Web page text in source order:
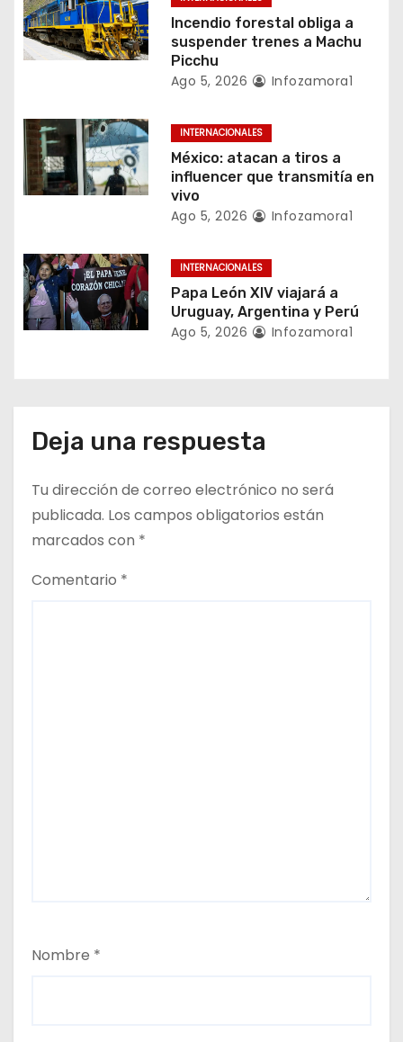
d
e
n
t
r
d
a
Incendio forestal obliga a
suspender trenes a Machu
Picchu
Ago 5, 2026 Infozamora1
INTERNACIONALES
México: atacan a tiros a
influencer que transmitía en
vivo
Ago 5, 2026 Infozamora1
INTERNACIONALES
Papa León XIV viajará a
Uruguay, Argentina y Perú
Ago 5, 2026 Infozamora1
Deja una respuesta
Tu dirección de correo electrónico no será
publicada. Los campos obligatorios están
marcados con *
Comentario *
Nombre *